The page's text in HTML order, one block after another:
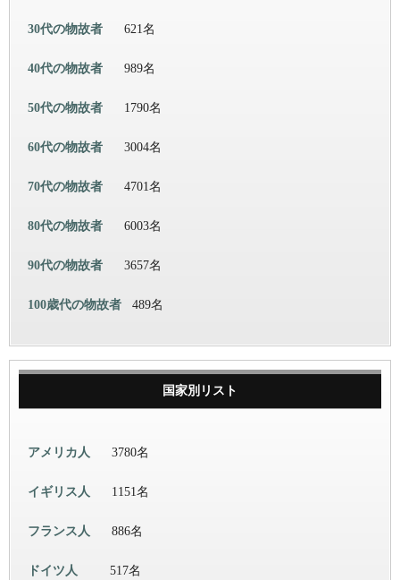
30代の物故者 621名
40代の物故者 989名
50代の物故者 1790名
60代の物故者 3004名
70代の物故者 4701名
80代の物故者 6003名
90代の物故者 3657名
100歳代の物故者 489名
国家別リスト
アメリカ人 3780名
イギリス人 1151名
フランス人 886名
ドイツ人 517名